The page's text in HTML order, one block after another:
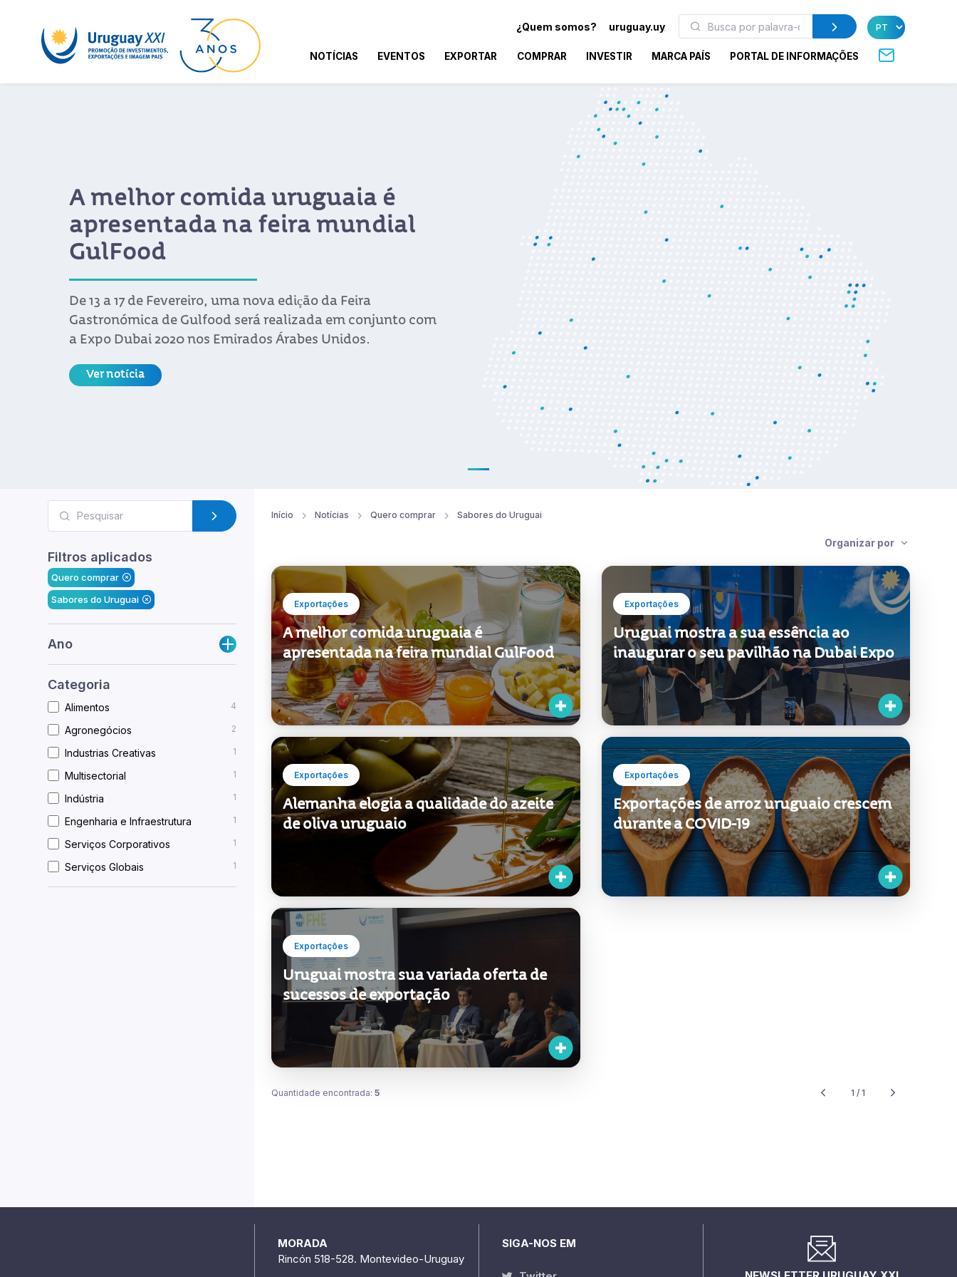
¿Quem somos? uruguay.uy
NOTÍCIAS EVENTOS EXPORTAR COMPRAR INVESTIR MARCA PAÍS PORTAL DE INFORMAÇÕES
A melhor comida uruguaia é
apresentada na feira mundial
GulFood
De 13 a 17 de Fevereiro, uma nova edição da Feira
Gastronómica de Gulfood será realizada em conjunto com
a Expo Dubai 2020 nos Emirados Árabes Unidos.
Ver notícia
Filtros aplicados
Quero comprar
Sabores do Uruguai
Ano
Categoria
Alimentos 4
Agronegócios 2
Industrias Creativas 1
Multisectorial 1
Indústria 1
Engenharia e Infraestrutura 1
Serviços Corporativos 1
Serviços Globais 1
Início Notícias Quero comprar Sabores do Uruguai
Organizar por
Exportações
A melhor comida uruguaia é
apresentada na feira mundial GulFood
Exportações
Uruguai mostra a sua essência ao
inaugurar o seu pavilhão na Dubai Expo
Exportações
Alemanha elogia a qualidade do azeite
de oliva uruguaio
Exportações
Exportações de arroz uruguaio crescem
durante a COVID-19
Exportações
Uruguai mostra sua variada oferta de
sucessos de exportação
Quantidade encontrada: 5 1 / 1
MORADA
Rincón 518-528. Montevideo-Uruguay
SIGA-NOS EM